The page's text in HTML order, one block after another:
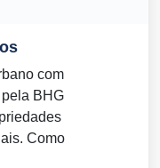
com
BHG
Como